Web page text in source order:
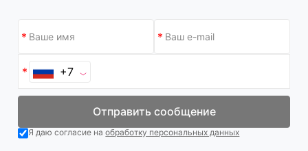
+7
Отправить сообщение
Я даю согласие наобработку персональных данных